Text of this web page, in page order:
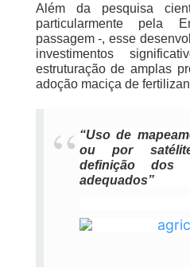
Além da pesquisa
particularmente pela
passagem -, esse
investimentos
estruturação de amplas
adoção maciça de
“Uso de
ou por
definição dos
adequados”